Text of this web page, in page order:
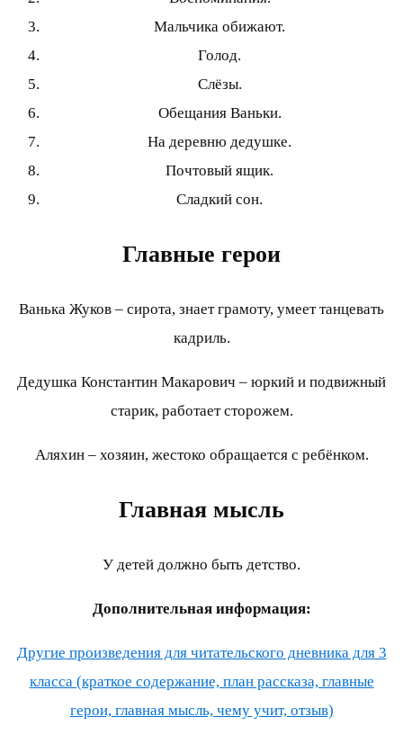
Мальчика обижают.
Голод.
Слёзы.
Обещания Ваньки.
На деревню дедушке.
Почтовый ящик.
Сладкий сон.
Главные герои
Ванька Жуков – сирота, знает грамоту, умеет танцевать
кадриль.
Дедушка Константин Макарович – юркий и подвижный
старик, работает сторожем.
Аляхин – хозяин, жестоко обращается с ребёнком.
Главная мысль
У детей должно быть детство.
Дополнительная информация:
Другие произведения для читательского дневника для 3
класса (краткое содержание, план рассказа, главные
герои, главная мысль, чему учит, отзыв)